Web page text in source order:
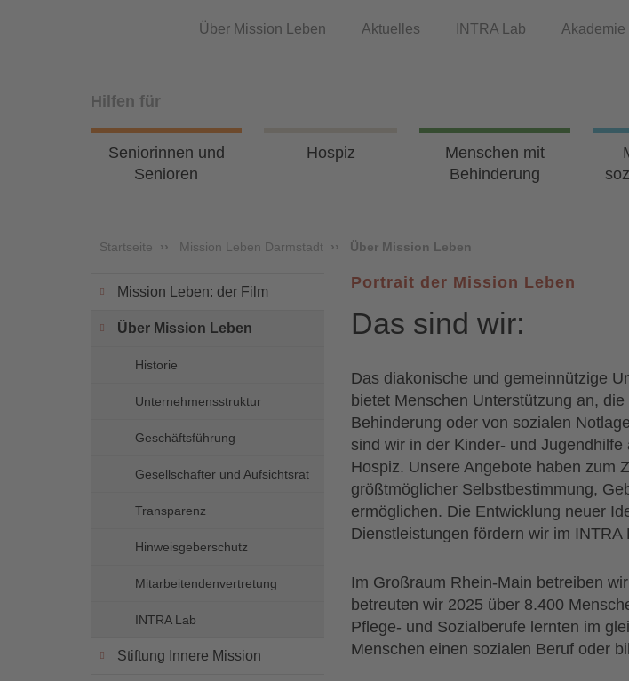
Über Mission Leben Aktuelles INTRA Lab Akademie
Hilfen für
Seniorinnen und
Senioren
Hospiz
Menschen mit
Behinderung
Startseite Mission Leben Darmstadt Über Mission Leben
Mission Leben: der Film
Über Mission Leben
Historie
Unternehmensstruktur
Geschäftsführung
Gesellschafter und Aufsichtsrat
Transparenz
Hinweisgeberschutz
Mitarbeitendenvertretung
INTRA Lab
Stiftung Innere Mission
Portrait der Mission Leben
Das sind wir:
Das diakonische und gemeinnützige
bietet Menschen Unterstützung an,
Behinderung oder von sozialen
sind wir in der Kinder- und
Hospiz. Unsere Angebote haben zum
größtmöglicher Selbstbestimmung,
ermöglichen. Die Entwicklung neuer
Dienstleistungen fördern wir im INTRA
Im Großraum Rhein-Main betreiben
betreuten wir 2025 über 8.400
Pflege- und Sozialberufe lernten im
Menschen einen sozialen Beruf oder